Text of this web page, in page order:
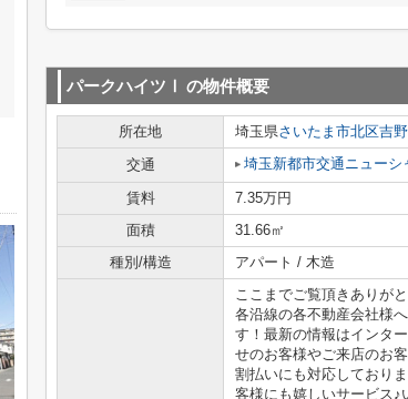
パークハイツⅠ の物件概要
所在地 埼玉県さいたま市北区吉
交通
埼玉新都市交通ニューシ
賃料 7.35万円
面積
31.66㎡
種別/構造
アパート / 木造
ここまでご覧頂きありが
各沿線の各不動産会社様
す！最新の情報はインタ
せのお客様やご来店のお
割払いにも対応しており
客様にも嬉しいサービス